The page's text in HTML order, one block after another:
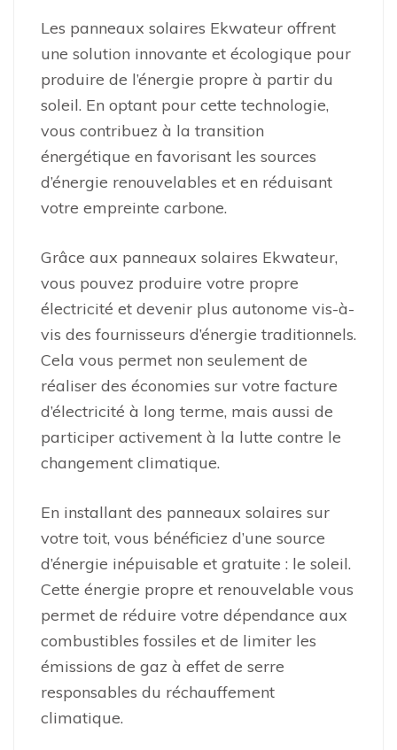
Les panneaux solaires Ekwateur offrent
une solution innovante et écologique pour
produire de l’énergie propre à partir du
soleil. En optant pour cette technologie,
vous contribuez à la transition
énergétique en favorisant les sources
d’énergie renouvelables et en réduisant
votre empreinte carbone.
Grâce aux panneaux solaires Ekwateur,
vous pouvez produire votre propre
électricité et devenir plus autonome vis-à-
vis des fournisseurs d’énergie traditionnels.
Cela vous permet non seulement de
réaliser des économies sur votre facture
d’électricité à long terme, mais aussi de
participer activement à la lutte contre le
changement climatique.
En installant des panneaux solaires sur
votre toit, vous bénéficiez d’une source
d’énergie inépuisable et gratuite : le soleil.
Cette énergie propre et renouvelable vous
permet de réduire votre dépendance aux
combustibles fossiles et de limiter les
émissions de gaz à effet de serre
responsables du réchauffement
climatique.